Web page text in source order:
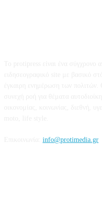
info@protimedia.gr